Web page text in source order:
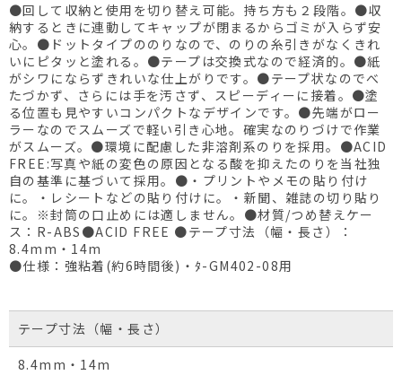
●回して収納と使用を切り替え可能。持ち方も２段階。●収
納するときに連動してキャップが閉まるからゴミが入らず安
心。●ドットタイプののりなので、のりの糸引きがなくきれ
いにピタッと塗れる。●テープは交換式なので経済的。●紙
がシワにならずきれいな仕上がりです。●テープ状なのでべ
たづかず、さらには手を汚さず、スピーディーに接着。●塗
る位置も見やすいコンパクトなデザインです。●先端がロー
ラーなのでスムーズで軽い引き心地。確実なのりづけで作業
がスムーズ。●環境に配慮した非溶剤系のりを採用。●ACID
FREE:写真や紙の変色の原因となる酸を抑えたのりを当社独
自の基準に基づいて採用。●・プリントやメモの貼り付け
に。・レシートなどの貼り付けに。・新聞、雑誌の切り貼り
に。※封筒の口止めには適しません。●材質/つめ替えケー
ス：R-ABS●ACID FREE ●テープ寸法（幅・長さ）：
8.4mm・14m
●仕様：強粘着(約6時間後)・ﾀ-GM402-08用
テープ寸法（幅・長さ）
8.4mm・14m